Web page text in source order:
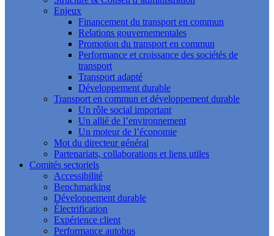
Enjeux
Financement du transport en commun
Relations gouvernementales
Promotion du transport en commun
Performance et croissance des sociétés de
transport
Transport adapté
Développement durable
Transport en commun et développement durable
Un rôle social important
Un allié de l’environnement
Un moteur de l’économie
Mot du directeur général
Partenariats, collaborations et liens utiles
Comités sectoriels
Accessibilité
Benchmarking
Développement durable
Électrification
Expérience client
Performance autobus